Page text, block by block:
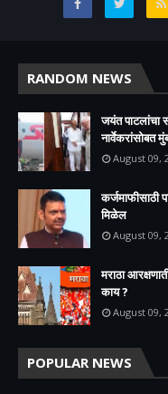
RANDOM NEWS
जयंत पाटलांचा
नार्वेकरांसोबत
August 09,
कर्जमाफीसाठी
मिळेल
August 09,
मराठा
काय ?
August 09,
POPULAR NEWS